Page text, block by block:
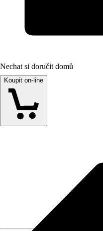
Nechat si doručit domů
Koupit on-line